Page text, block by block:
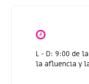
L - D: 9:00 de
la afluencia y